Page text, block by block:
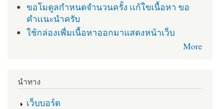
ขอโมดูลกำหนดจำนวนครั้ง เเก้ใขเนื้อหา ขอ
คำเเนะนำครับ
ใช้กล่องเพื่มเนื้อหาออกมาแสดงหน้าเว็บ
More
นำทาง
เว็บบอร์ด